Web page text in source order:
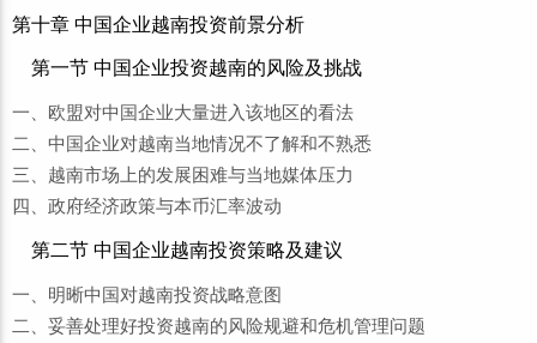
第十章 中国企业越南投资前景分析
第一节 中国企业投资越南的风险及挑战
一、欧盟对中国企业大量进入该地区的看法
二、中国企业对越南当地情况不了解和不熟悉
三、越南市场上的发展困难与当地媒体压力
四、政府经济政策与本币汇率波动
第二节 中国企业越南投资策略及建议
一、明晰中国对越南投资战略意图
二、妥善处理好投资越南的风险规避和危机管理问题